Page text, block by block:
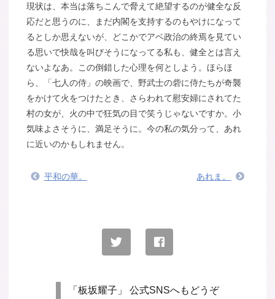
現状は、本当は落ちこんで脅えて絶望するのが健全な反
応だと思うのに、まだ内閣を支持するのもやけになって
るとしか思えないが、どこかでアベ政治の終焉を見てい
る思いで快哉を叫びそうになってる私も、健全とは言え
ないよなあ。この倒錯した心理を何としよう。ほらほ
ら、「七人の侍」の映画で、野武士の砦に侍たちが奇襲
をかけて火をつけたとき、さらわれて慰安婦にされてた
村の女が、火の中で狂気の目で笑うじゃないですか。小
気味よさそうに、満足そうに。今の私の気分って、あれ
に近いのかもしれません。
平和の華。 あれま。
「板坂耀子」 公式SNSへもどうぞ